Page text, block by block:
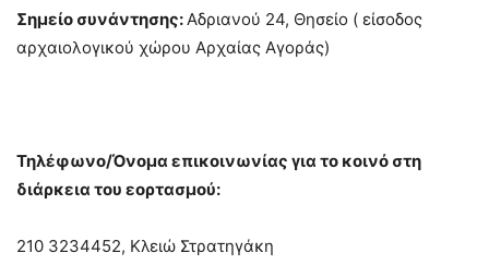
Σημείο συνάντησης:Αδριανού 24, Θησείο ( είσοδος
αρχαιολογικού χώρου Αρχαίας Αγοράς)
Τηλέφωνο/Όνομα επικοινωνίας για το κοινό στη
διάρκεια του εορτασμού:
210 3234452, Κλειώ Στρατηγάκη